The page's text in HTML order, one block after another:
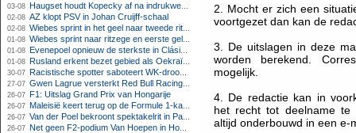
03-08 Haugset houdt Kopecky af na indrukwekkende solo van 86 kilometer
02-08 AZ klopt PSV in Johan Cruijff-schaal
02-08 Wiebes sprint in het geel naar tweede ritzege
01-08 Wiebes sprint naar ritzege en eerste gele trui in Tour Femmes
01-08 Evenepoel opnieuw de sterkste in Clásica San Sebastián
01-08 Rusland erkent bezet gebied als Oekraïens voor opheffing IOC-schorsing
30-07 Racistische spotter saboteert WK-droom van powerliftster
27-07 Gwen Lagrue versterkt Red Bull Racing vanaf 2027
26-07 F1: Uitslag Grand Prix van Hongarije
26-07 Maleisië keert terug op de Formule 1-kalender in 2026
26-07 Van der Poel bekroont spektakelrit in Parijs met nipte zege; eindzege Pogacar
26-07 Net geen F2-podium Van Hoepen in Hongarije, Leon maakt indruk
2. Mocht er zich een
voortgezet dan kan de
3. De uitslagen in deze
worden berekend.
mogelijk.
4. De redactie kan in
het recht tot deelname te
altijd onderbouwd in een e-